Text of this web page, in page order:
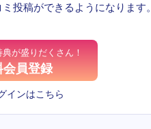
投稿ができるようになります。
が盛りだくさん！
会員登録
インはこちら